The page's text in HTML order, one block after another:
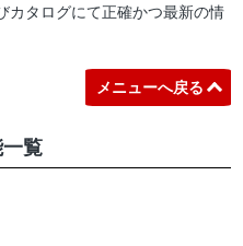
カタログにて正確かつ最新の情
メニューへ戻る
覧